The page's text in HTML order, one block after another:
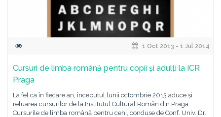
1 Oct 2013 - 1 Jul 2014
Cursuri de limba română pentru copii și adulți la ICR
Praga
La fel ca în fiecare an, începutul lunii octombrie 2013 aduce și
reluarea cursurilor de la Institutul Cultural Român din Praga.
Cursurile de limba română pentru cehi, conduse de Conf. Univ. Dr.